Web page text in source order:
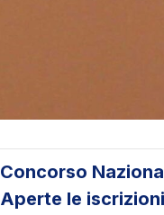
Concorso
Aperte le iscrizioni